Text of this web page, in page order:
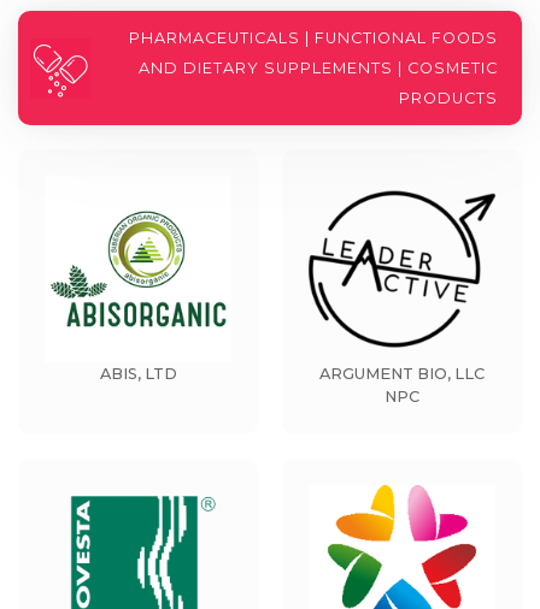
PHARMACEUTICALS | FUNCTIONAL FOODS
AND DIETARY SUPPLEMENTS | COSMETIC
PRODUCTS
ABIS, LTD
ARGUMENT BIO, LLC
NPC